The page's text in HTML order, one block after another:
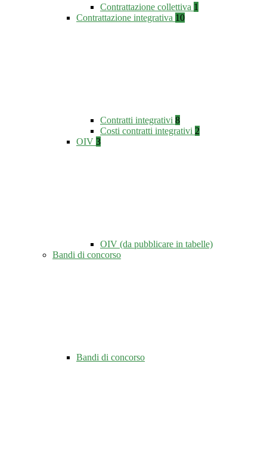
Contrattazione collettiva 1
Contrattazione integrativa 10
Contratti integrativi 8
Costi contratti integrativi 2
OIV 3
OIV (da pubblicare in tabelle)
Bandi di concorso
Bandi di concorso